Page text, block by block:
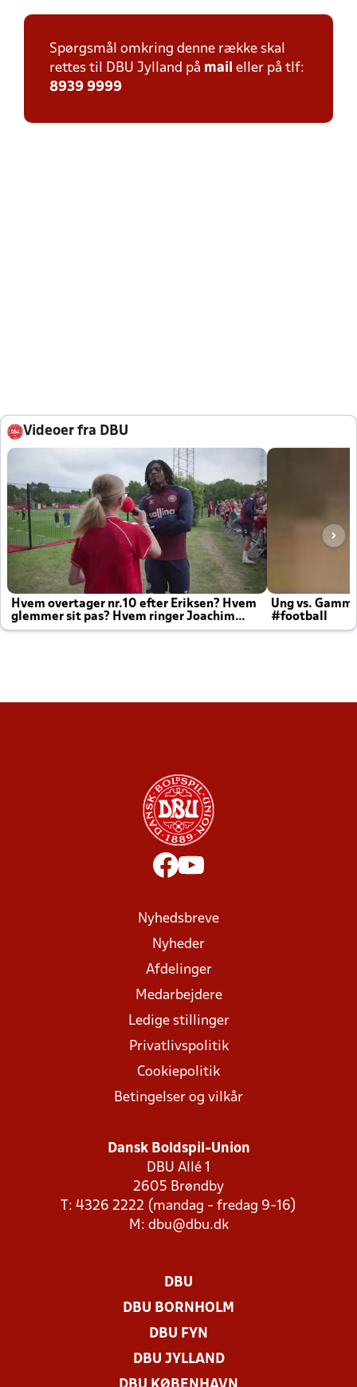
Spørgsmål omkring denne række skal
rettes til DBU Jylland på mail eller på tlf:
8939 9999
Videoer fra DBU
Hvem overtager nr.10 efter Eriksen? Hvem
glemmer sit pas? Hvem ringer Joachim
altid til efter kampe?
Ung vs.
#football
Nyhedsbreve
Nyheder
Afdelinger
Medarbejdere
Ledige stillinger
Privatlivspolitik
Cookiepolitik
Betingelser og vilkår
Dansk Boldspil-Union
DBU Allé 1
2605 Brøndby
T: 4326 2222 (mandag - fredag 9-16)
M: dbu@dbu.dk
DBU
DBU BORNHOLM
DBU FYN
DBU JYLLAND